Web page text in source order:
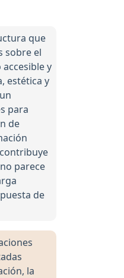
que
sobre el
y
estética y
para
de
parece
de
la